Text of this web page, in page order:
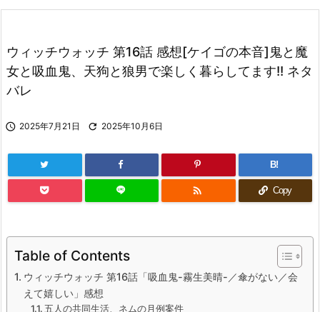

検索
ウィッチウォッチ 第16話 感想[ケイゴの本音]鬼と魔
女と吸血鬼、天狗と狼男で楽しく暮らしてます!! ネタ
バレ
 2025年7月21日  2025年10月6日
B!
 Copy
Table of Contents
ウィッチウォッチ 第16話「吸血鬼-霧生美晴-／傘がない／会
えて嬉しい」感想
五人の共同生活、ネムの月例案件